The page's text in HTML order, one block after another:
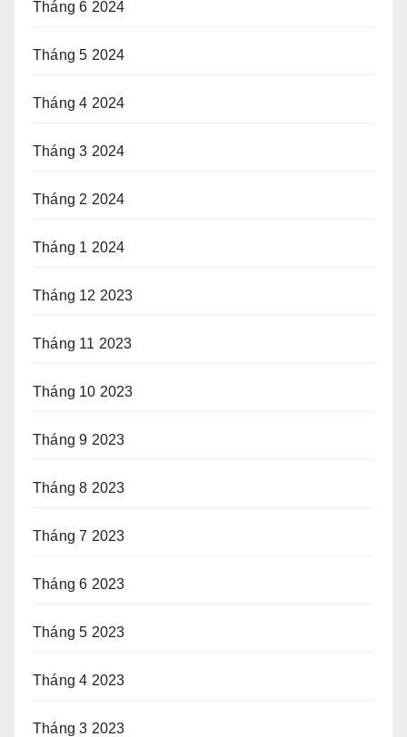
Tháng 6 2024
Tháng 5 2024
Tháng 4 2024
Tháng 3 2024
Tháng 2 2024
Tháng 1 2024
Tháng 12 2023
Tháng 11 2023
Tháng 10 2023
Tháng 9 2023
Tháng 8 2023
Tháng 7 2023
Tháng 6 2023
Tháng 5 2023
Tháng 4 2023
Tháng 3 2023